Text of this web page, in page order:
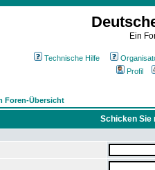
Ein
Technische Hilfe
Profil
Foren-Übersicht
Schicken Sie